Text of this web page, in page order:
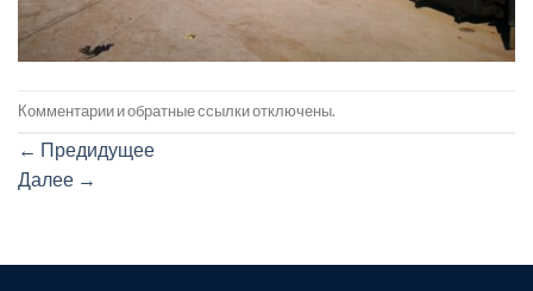
Комментарии и обратные ссылки отключены.
← Предидущее
Далее →